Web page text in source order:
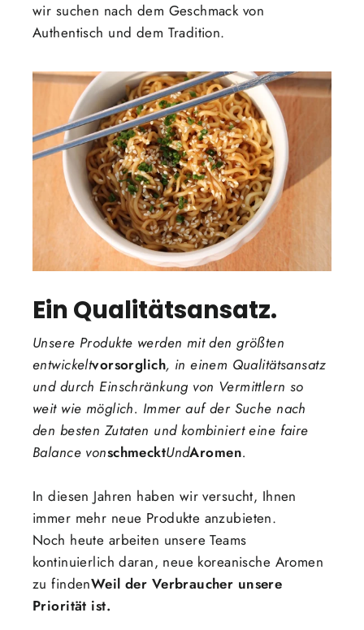
wir suchen nach dem Geschmack von
Authentisch und dem Tradition.
Ein Qualitätsansatz.
Unsere Produkte werden mit den größten
entwickeltvorsorglich, in einem Qualitätsansatz
und durch Einschränkung von Vermittlern so
weit wie möglich. Immer auf der Suche nach
den besten Zutaten und kombiniert eine faire
Balance vonschmecktUndAromen.
In diesen Jahren haben wir versucht, Ihnen
immer mehr neue Produkte anzubieten.
Noch heute arbeiten unsere Teams
kontinuierlich daran, neue koreanische Aromen
zu findenWeil der Verbraucher unsere
Priorität ist.